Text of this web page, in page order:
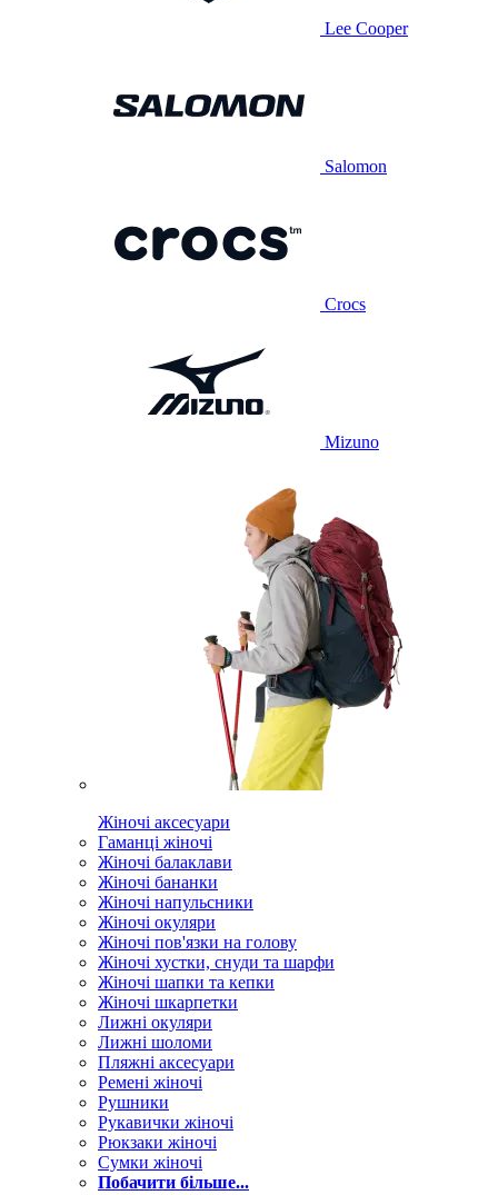
Lee Cooper
Salomon
Crocs
Mizuno
Жіночі аксесуари
Гаманці жіночі
Жіночі балаклави
Жіночі бананки
Жіночі напульсники
Жіночі окуляри
Жіночі пов'язки на голову
Жіночі хустки, снуди та шарфи
Жіночі шапки та кепки
Жіночі шкарпетки
Лижні окуляри
Лижні шоломи
Пляжні аксесуари
Ремені жіночі
Рушники
Рукавички жіночі
Рюкзаки жіночі
Сумки жіночі
Побачити більше...